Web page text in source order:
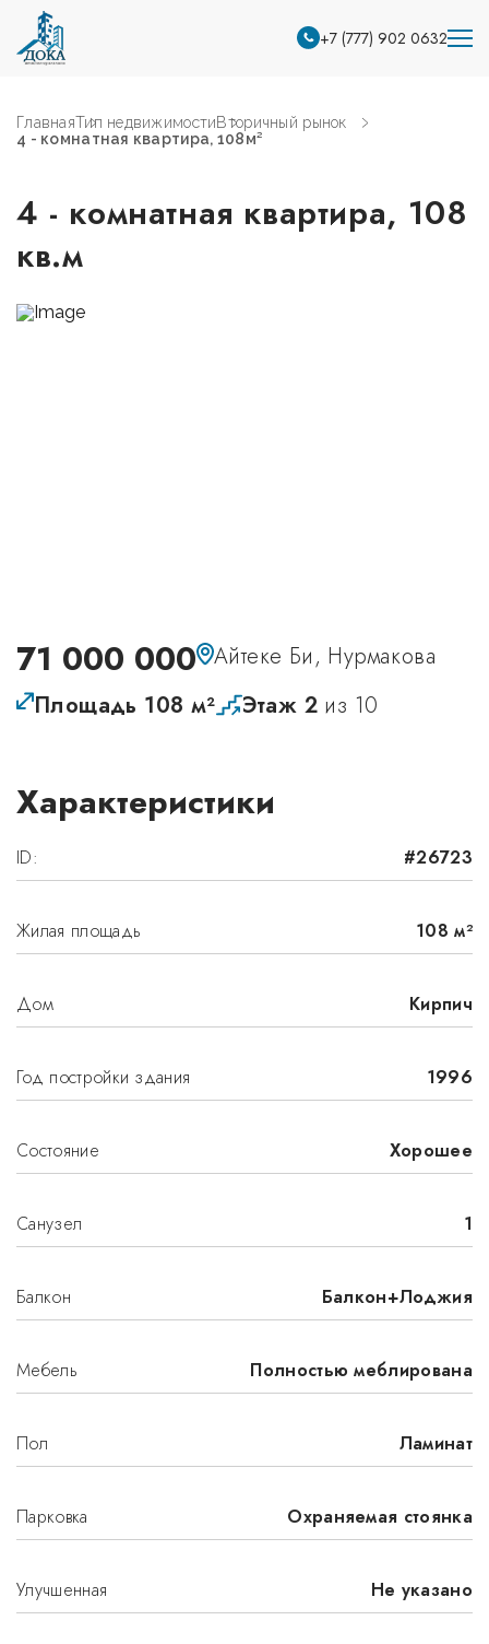
+7 (777) 902 0632
ГлавнаяТип недвижимостиВторичный рынок
4 - комнатная квартира, 108м²
4 - комнатная квартира, 108
кв.м
71 000 000 Айтеке Би, Нурмакова
Площадь 108 м²
Этаж 2 из 10
Характеристики
ID: #26723
Жилая площадь 108 м²
Дом Кирпич
Год постройки здания 1996
Состояние Хорошее
Санузел 1
Балкон Балкон+Лоджия
Мебель Полностью меблирована
Пол Ламинат
Парковка Охраняемая стоянка
Улучшенная Не указано